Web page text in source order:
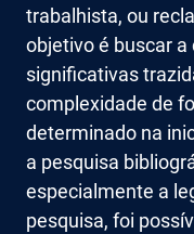
trabalhista, ou
objetivo é buscar
significativas
complexidade de
determinado na
a pesquisa
especialmente a
pesquisa, foi